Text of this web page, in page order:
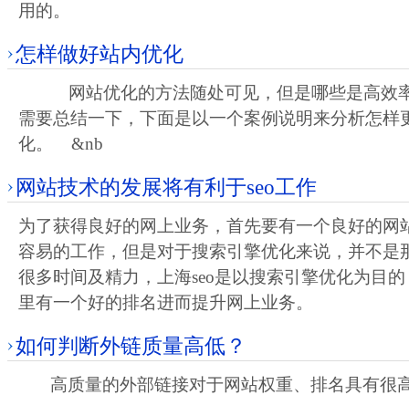
用的。
怎样做好站内优化
网站优化的方法随处可见，但是哪些是高效
需要总结一下，下面是以一个案例说明来分析怎样
化。 &nb
网站技术的发展将有利于seo工作
为了获得良好的网上业务，首先要有一个良好的网
容易的工作，但是对于搜索引擎优化来说，并不是
很多时间及精力，上海seo是以搜索引擎优化为目
里有一个好的排名进而提升网上业务。
如何判断外链质量高低？
高质量的外部链接对于网站权重、排名具有很